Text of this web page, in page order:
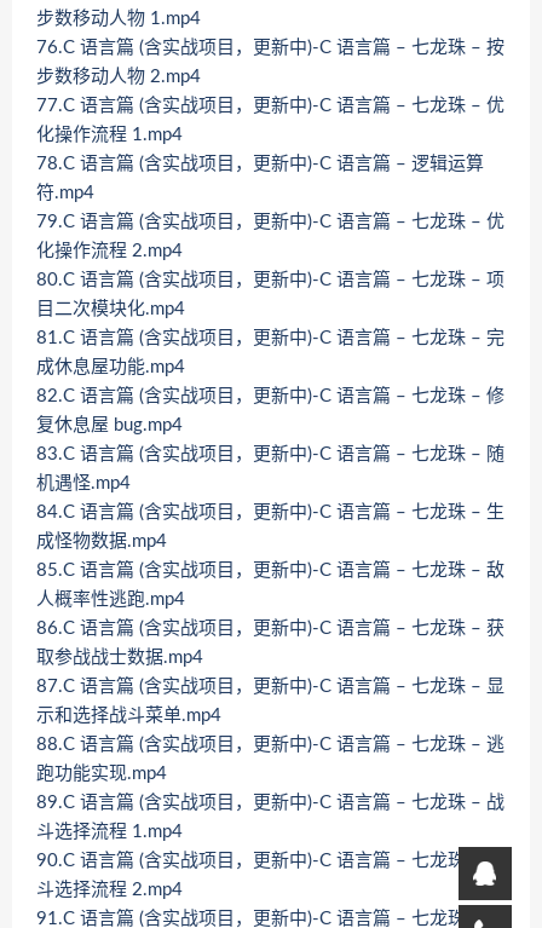
步数移动人物 1.mp4
76.C 语言篇 (含实战项目，更新中)-C 语言篇 – 七龙珠 – 按
步数移动人物 2.mp4
77.C 语言篇 (含实战项目，更新中)-C 语言篇 – 七龙珠 – 优
化操作流程 1.mp4
78.C 语言篇 (含实战项目，更新中)-C 语言篇 – 逻辑运算
符.mp4
79.C 语言篇 (含实战项目，更新中)-C 语言篇 – 七龙珠 – 优
化操作流程 2.mp4
80.C 语言篇 (含实战项目，更新中)-C 语言篇 – 七龙珠 – 项
目二次模块化.mp4
81.C 语言篇 (含实战项目，更新中)-C 语言篇 – 七龙珠 – 完
成休息屋功能.mp4
82.C 语言篇 (含实战项目，更新中)-C 语言篇 – 七龙珠 – 修
复休息屋 bug.mp4
83.C 语言篇 (含实战项目，更新中)-C 语言篇 – 七龙珠 – 随
机遇怪.mp4
84.C 语言篇 (含实战项目，更新中)-C 语言篇 – 七龙珠 – 生
成怪物数据.mp4
85.C 语言篇 (含实战项目，更新中)-C 语言篇 – 七龙珠 – 敌
人概率性逃跑.mp4
86.C 语言篇 (含实战项目，更新中)-C 语言篇 – 七龙珠 – 获
取参战战士数据.mp4
87.C 语言篇 (含实战项目，更新中)-C 语言篇 – 七龙珠 – 显
示和选择战斗菜单.mp4
88.C 语言篇 (含实战项目，更新中)-C 语言篇 – 七龙珠 – 逃
跑功能实现.mp4
89.C 语言篇 (含实战项目，更新中)-C 语言篇 – 七龙珠 – 战
斗选择流程 1.mp4
90.C 语言篇 (含实战项目，更新中)-C 语言篇 – 七龙珠 – 战
斗选择流程 2.mp4
91.C 语言篇 (含实战项目，更新中)-C 语言篇 – 七龙珠 – 战